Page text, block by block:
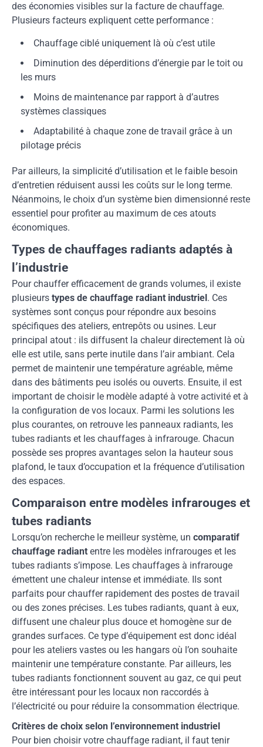
des économies visibles sur la facture de chauffage.
Plusieurs facteurs expliquent cette performance :
Chauffage ciblé uniquement là où c’est utile
Diminution des déperditions d’énergie par le toit ou
les murs
Moins de maintenance par rapport à d’autres
systèmes classiques
Adaptabilité à chaque zone de travail grâce à un
pilotage précis
Par ailleurs, la simplicité d’utilisation et le faible besoin
d’entretien réduisent aussi les coûts sur le long terme.
Néanmoins, le choix d’un système bien dimensionné reste
essentiel pour profiter au maximum de ces atouts
économiques.
Types de chauffages radiants adaptés à
l’industrie
Pour chauffer efficacement de grands volumes, il existe
plusieurs types de chauffage radiant industriel. Ces
systèmes sont conçus pour répondre aux besoins
spécifiques des ateliers, entrepôts ou usines. Leur
principal atout : ils diffusent la chaleur directement là où
elle est utile, sans perte inutile dans l’air ambiant. Cela
permet de maintenir une température agréable, même
dans des bâtiments peu isolés ou ouverts. Ensuite, il est
important de choisir le modèle adapté à votre activité et à
la configuration de vos locaux. Parmi les solutions les
plus courantes, on retrouve les panneaux radiants, les
tubes radiants et les chauffages à infrarouge. Chacun
possède ses propres avantages selon la hauteur sous
plafond, le taux d’occupation et la fréquence d’utilisation
des espaces.
Comparaison entre modèles infrarouges et
tubes radiants
Lorsqu’on recherche le meilleur système, un comparatif
chauffage radiant entre les modèles infrarouges et les
tubes radiants s’impose. Les chauffages à infrarouge
émettent une chaleur intense et immédiate. Ils sont
parfaits pour chauffer rapidement des postes de travail
ou des zones précises. Les tubes radiants, quant à eux,
diffusent une chaleur plus douce et homogène sur de
grandes surfaces. Ce type d’équipement est donc idéal
pour les ateliers vastes ou les hangars où l’on souhaite
maintenir une température constante. Par ailleurs, les
tubes radiants fonctionnent souvent au gaz, ce qui peut
être intéressant pour les locaux non raccordés à
l’électricité ou pour réduire la consommation électrique.
Critères de choix selon l’environnement industriel
Pour bien choisir votre chauffage radiant, il faut tenir